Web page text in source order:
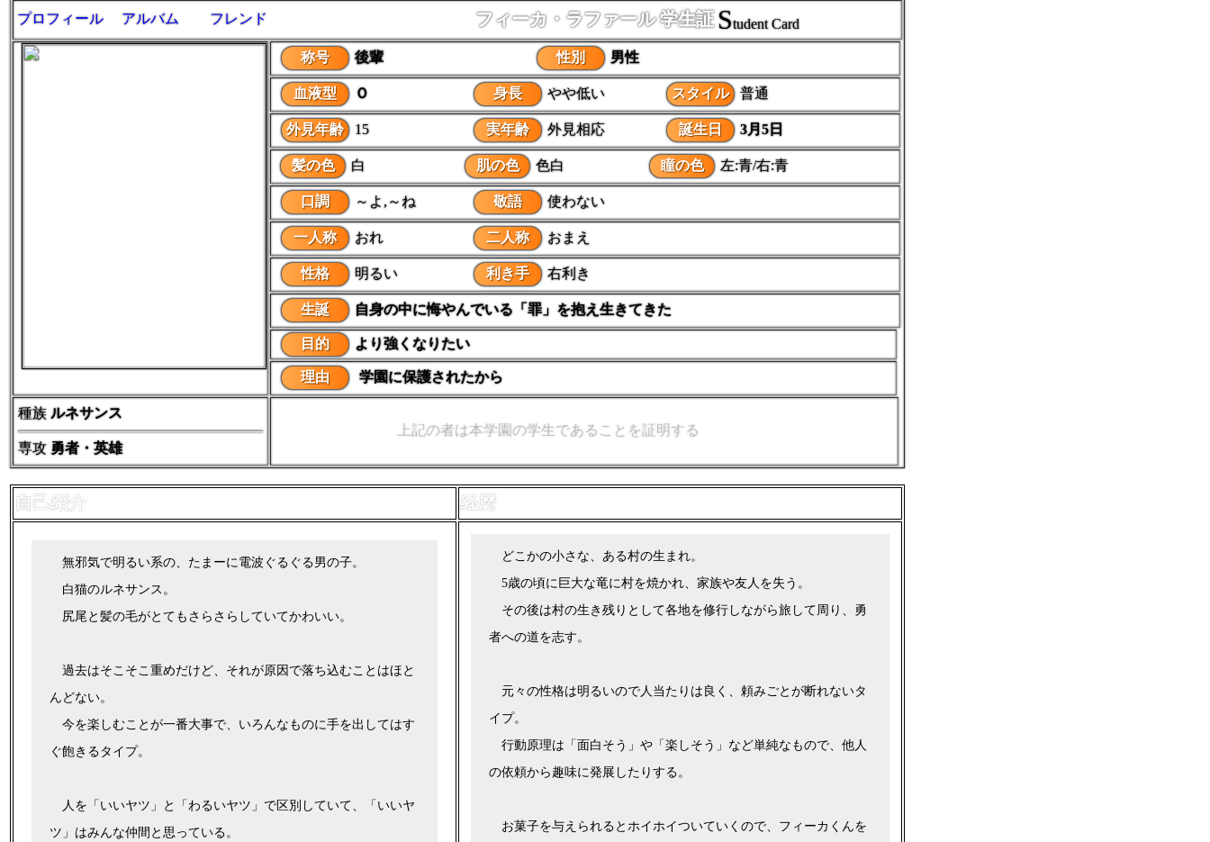
プロフィール アルバム フレンド フィーカ・ラファール 学生証 Student Card
称号 後輩 性別 男性
血液型 Ｏ 身長 やや低い スタイル 普通
外見年齢 15 実年齢 外見相応 誕生日 3月5日
髪の色 白 肌の色 色白 瞳の色 左:青/右:青
口調 ～よ,～ね 敬語 使わない
一人称 おれ 二人称 おまえ
性格 明るい 利き手 右利き
生誕 自身の中に悔やんでいる「罪」を抱え生きてきた
目的 より強くなりたい
理由 学園に保護されたから
種族 ルネサンス
専攻 勇者・英雄
上記の者は本学園の学生であることを証明する
自己紹介 経歴
無邪気で明るい系の、たまーに電波ぐるぐる男の子。
白猫のルネサンス。
尻尾と髪の毛がとてもさらさらしていてかわいい。
過去はそこそこ重めだけど、それが原因で落ち込むことはほと
んどない。
今を楽しむことが一番大事で、いろんなものに手を出してはす
ぐ飽きるタイプ。
人を「いいヤツ」と「わるいヤツ」で区別していて、「いいヤ
ツ」はみんな仲間と思っている。
どこかの小さな、ある村の生まれ。
5歳の頃に巨大な竜に村を焼かれ、家族や友人を失う。
その後は村の生き残りとして各地を修行しながら旅して周り、勇
者への道を志す。
元々の性格は明るいので人当たりは良く、頼みごとが断れないタ
イプ。
行動原理は「面白そう」や「楽しそう」など単純なもので、他人
の依頼から趣味に発展したりする。
お菓子を与えられるとホイホイついていくので、フィーカくんを